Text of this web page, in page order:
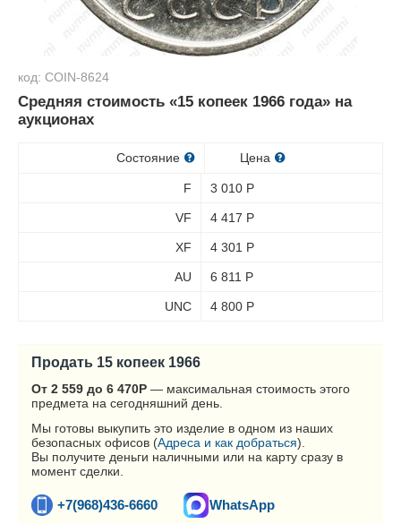
код: COIN-8624
Средняя стоимость «15 копеек 1966 года» на
аукционах
Состояние Цена
F 3 010 Р
VF 4 417 Р
XF 4 301 Р
AU 6 811 Р
UNC 4 800 Р
Продать 15 копеек 1966
От 2 559 до 6 470Р — максимальная стоимость этого
предмета на сегодняшний день.
Мы готовы выкупить это изделие в одном из наших
безопасных офисов (Адреса и как добраться).
Вы получите деньги наличными или на карту сразу в
момент сделки.
+7(968)436-6660 WhatsApp